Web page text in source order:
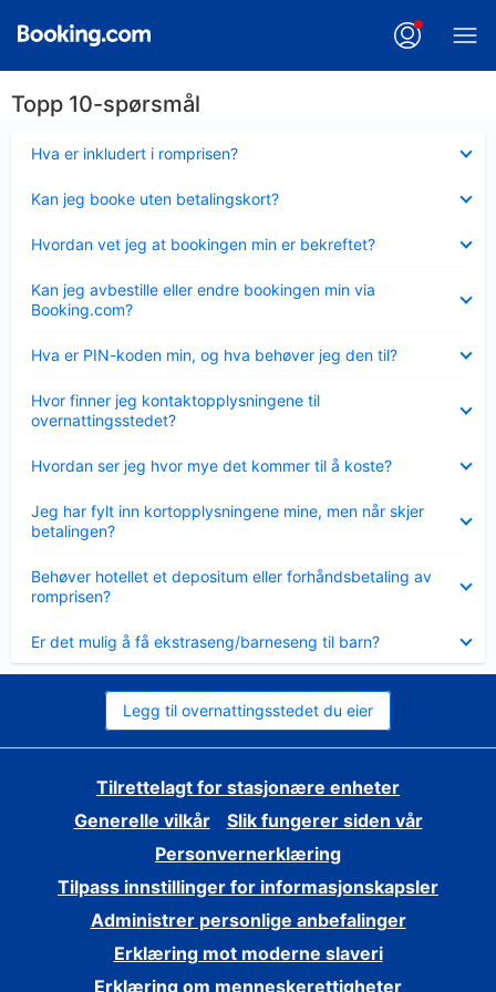
Topp 10-spørsmål
Hva er inkludert i romprisen?
mindre
Kan jeg booke uten betalingskort?
mindre
Hvordan vet jeg at bookingen min er bekreftet?
mindre
Kan jeg avbestille eller endre bookingen min via
Booking.com?
mindre
Hva er PIN-koden min, og hva behøver jeg den til?
mindre
Hvor finner jeg kontaktopplysningene til
overnattingsstedet?
mindre
Hvordan ser jeg hvor mye det kommer til å koste?
mindre
Jeg har fylt inn kortopplysningene mine, men når skjer
betalingen?
mindre
Behøver hotellet et depositum eller forhåndsbetaling av
romprisen?
mindre
Er det mulig å få ekstraseng/barneseng til barn?
mindre
Legg til overnattingsstedet du eier
Tilrettelagt for stasjonære enheter
Generelle vilkår
Slik fungerer siden vår
Personvernerklæring
Tilpass innstillinger for informasjonskapsler
Administrer personlige anbefalinger
Erklæring mot moderne slaveri
Erklæring om menneskerettigheter